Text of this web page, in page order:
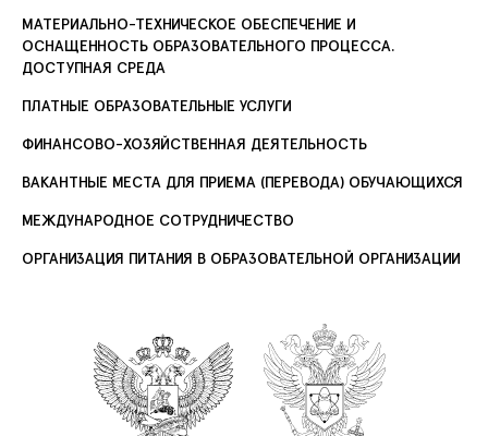
МАТЕРИАЛЬНО-ТЕХНИЧЕСКОЕ ОБЕСПЕЧЕНИЕ И
ОСНАЩЕННОСТЬ ОБРАЗОВАТЕЛЬНОГО ПРОЦЕССА.
ДОСТУПНАЯ СРЕДА
ПЛАТНЫЕ ОБРАЗОВАТЕЛЬНЫЕ УСЛУГИ
ФИНАНСОВО-ХОЗЯЙСТВЕННАЯ ДЕЯТЕЛЬНОСТЬ
ВАКАНТНЫЕ МЕСТА ДЛЯ ПРИЕМА (ПЕРЕВОДА) ОБУЧАЮЩИХСЯ
МЕЖДУНАРОДНОЕ СОТРУДНИЧЕСТВО
ОРГАНИЗАЦИЯ ПИТАНИЯ В ОБРАЗОВАТЕЛЬНОЙ ОРГАНИЗАЦИИ